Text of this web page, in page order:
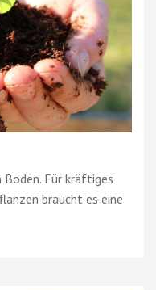
Für kräftiges
braucht es eine